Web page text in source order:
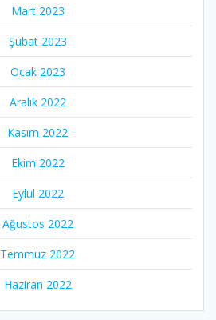
Mart 2023
Şubat 2023
Ocak 2023
Aralık 2022
Kasım 2022
Ekim 2022
Eylül 2022
Ağustos 2022
Temmuz 2022
Haziran 2022